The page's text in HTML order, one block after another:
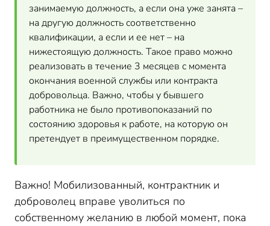
занимаемую должность, а если она уже занята –
на другую должность соответственно
квалификации, а если и ее нет – на
нижестоящую должность. Такое право можно
реализовать в течение 3 месяцев с момента
окончания военной службы или контракта
добровольца. Важно, чтобы у бывшего
работника не было противопоказаний по
состоянию здоровья к работе, на которую он
претендует в преимущественном порядке.
Важно! Мобилизованный, контрактник и
доброволец вправе уволиться по
собственному желанию в любой момент, пока